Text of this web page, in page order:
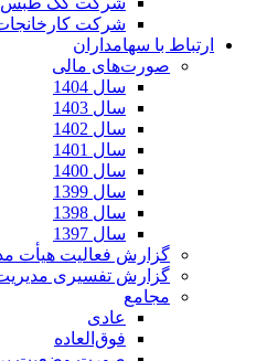
شرکت
ارتباط با سهامداران
صورت‌های مالی
سال 1404
سال 1403
سال 1402
سال 1401
سال 1400
سال 1399
سال 1398
سال 1397
گزارش فعالیت هیأت
گزارش تفسیری
مجامع
عادی
فوق‌العاده